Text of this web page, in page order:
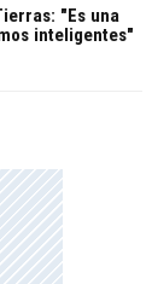
"Es una
inteligentes"